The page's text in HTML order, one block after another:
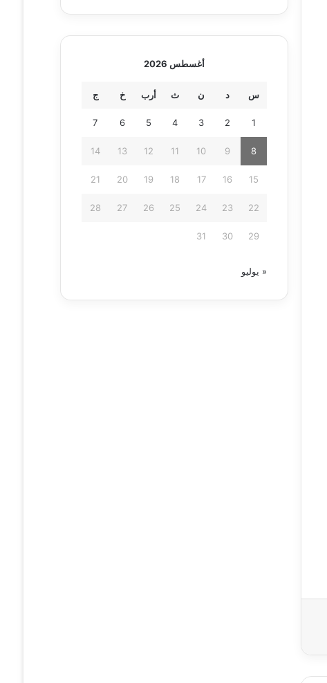
أغسطس 2026
س د ن ث أرب خ ج
1
2
3
4
5
6
7
8
9
10
11
12
13
14
15
16
17
18
19
20
21
22
23
24
25
26
27
28
29
30
31
« يوليو